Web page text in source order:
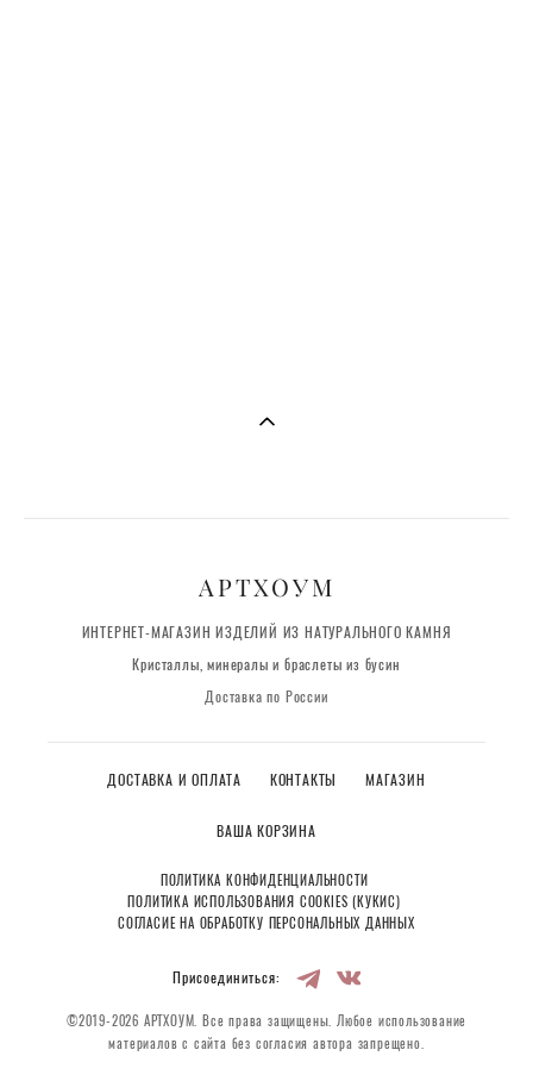
АРТХОУМ
ИНТЕРНЕТ-МАГАЗИН ИЗДЕЛИЙ ИЗ НАТУРАЛЬНОГО КАМНЯ
Кристаллы, минералы и браслеты из бусин
Доставка по России
ДОСТАВКА И ОПЛАТА КОНТАКТЫ МАГАЗИН
ВАША КОРЗИНА
ПОЛИТИКА КОНФИДЕНЦИАЛЬНОСТИ
ПОЛИТИКА ИСПОЛЬЗОВАНИЯ COOKIES (КУКИС)
СОГЛАСИЕ НА ОБРАБОТКУ ПЕРСОНАЛЬНЫХ ДАННЫХ
Присоединиться:
©2019-2026 АРТХОУМ. Все права защищены. Любое использование
материалов с сайта без согласия автора запрещено.